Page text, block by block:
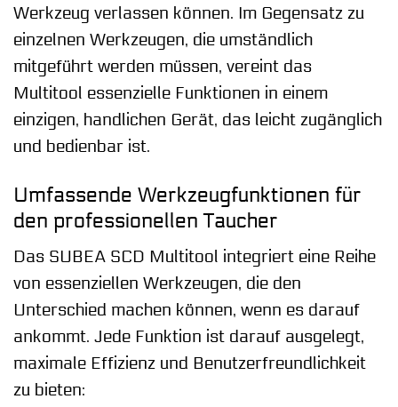
Werkzeug verlassen können. Im Gegensatz zu
einzelnen Werkzeugen, die umständlich
mitgeführt werden müssen, vereint das
Multitool essenzielle Funktionen in einem
einzigen, handlichen Gerät, das leicht zugänglich
und bedienbar ist.
Umfassende Werkzeugfunktionen für
den professionellen Taucher
Das SUBEA SCD Multitool integriert eine Reihe
von essenziellen Werkzeugen, die den
Unterschied machen können, wenn es darauf
ankommt. Jede Funktion ist darauf ausgelegt,
maximale Effizienz und Benutzerfreundlichkeit
zu bieten: